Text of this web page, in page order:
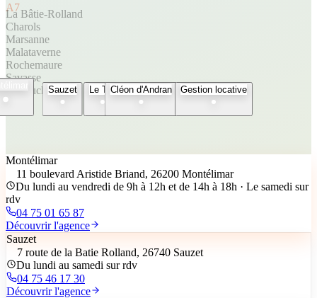
A7
La Bâtie-Rolland
Charols
Marsanne
Malataverne
Rochemaure
Savasse
EspelucheSauzet Le TeilCléon d'Andran Gestion locative
Montélimar
11 boulevard Aristide Briand, 26200 Montélimar
Du lundi au vendredi de 9h à 12h et de 14h à 18h · Le samedi sur
rdv
04 75 01 65 87
Découvrir l'agence
Sauzet
7 route de la Batie Rolland, 26740 Sauzet
Du lundi au samedi sur rdv
04 75 46 17 30
Découvrir l'agence